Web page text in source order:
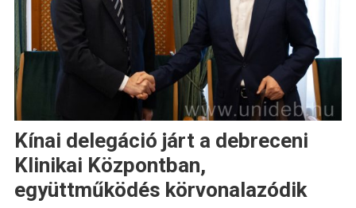
Kínai delegáció járt a debreceni
Klinikai Központban,
együttműködés körvonalazódik